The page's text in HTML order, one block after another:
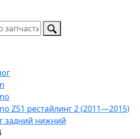
Z51 рестайлинг 2 (2011—2015)
задний нижний